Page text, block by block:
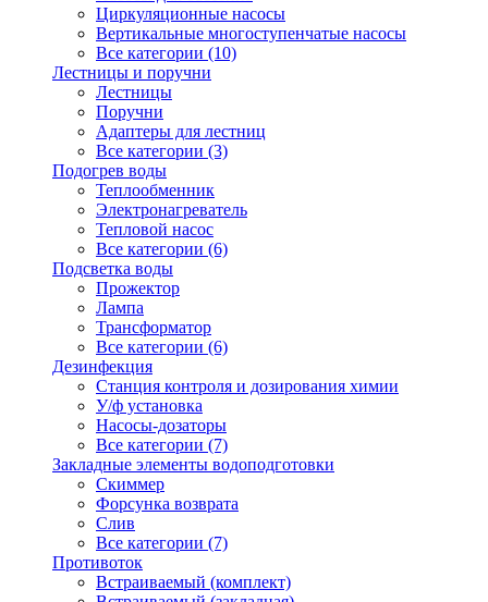
Циркуляционные насосы
Вертикальные многоступенчатые насосы
Все категории (10)
Лестницы и поручни
Лестницы
Поручни
Адаптеры для лестниц
Все категории (3)
Подогрев воды
Теплообменник
Электронагреватель
Тепловой насос
Все категории (6)
Подсветка воды
Прожектор
Лампа
Трансформатор
Все категории (6)
Дезинфекция
Станция контроля и дозирования химии
У/ф установка
Насосы-дозаторы
Все категории (7)
Закладные элементы водоподготовки
Скиммер
Форсунка возврата
Слив
Все категории (7)
Противоток
Встраиваемый (комплект)